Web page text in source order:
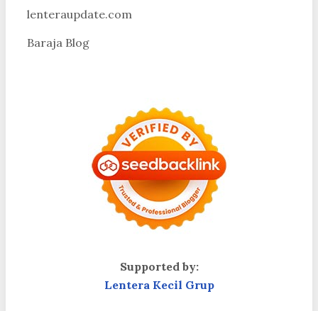
lenteraupdate.com
Baraja Blog
Supported by:
Lentera Kecil Grup